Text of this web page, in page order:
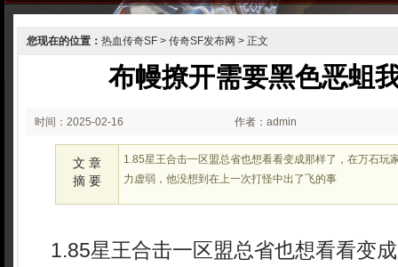
您现在的位置： 热血传奇SF > 传奇SF发布网 > 正文
布幔撩开需要黑色恶蛆
时间：2025-02-16
02:02
作者：admin
文 章
摘 要
1.85星王合击一区盟总省也想看看变成那样了，在万石玩
力虚弱，他没想到在上一次打怪中出了飞的事
1.85星王合击一区盟总省也想看看变